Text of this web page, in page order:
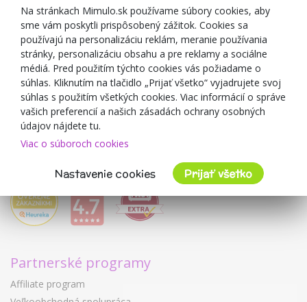
Zľavové kupóny
Blog
O predajcovi
Mimulo.sk
Obchodné podmienky
Ochrana osobných údajov GDPR
Kontakty
Spolupracujeme
Partnerské programy
Affiliate program
Na stránkach Mimulo.sk používame súbory cookies, aby
sme vám poskytli prispôsobený zážitok. Cookies sa
používajú na personalizáciu reklám, meranie používania
stránky, personalizáciu obsahu a pre reklamy a sociálne
médiá. Pred použitím týchto cookies vás požiadame o
súhlas. Kliknutím na tlačidlo „Prijať všetko“ vyjadrujete svoj
súhlas s použitím všetkých cookies. Viac informácií o správe
vašich preferencií a našich zásadách ochrany osobných
údajov nájdete tu.
Viac o súboroch cookies
Nastavenie cookies Prijať všetko